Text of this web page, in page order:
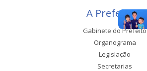
A Prefeitura
Gabinete do Prefeito
Organograma
Legislação
Secretarias